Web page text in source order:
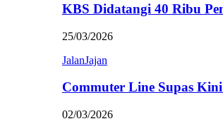
KBS Didatangi 40 Ribu
25/03/2026
JalanJajan
Commuter Line Supas
02/03/2026